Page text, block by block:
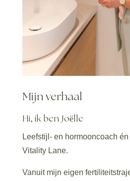
Mijn verhaal
Hi, ik ben Joëlle
Leefstijl- en hormooncoach
Vitality Lane.
Vanuit mijn eigen